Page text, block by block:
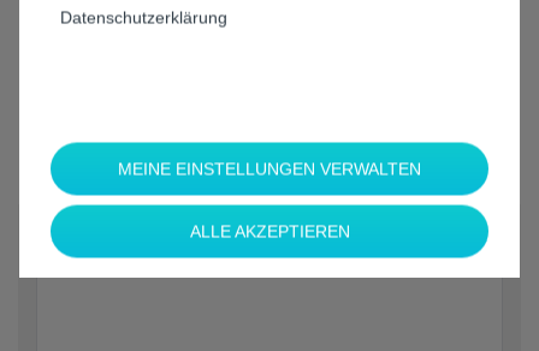
Welche Marke möchten Sie?*
Datenschutzerklärung
MEINE EINSTELLUNGEN VERWALTEN
ALLE AKZEPTIEREN